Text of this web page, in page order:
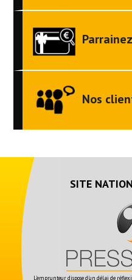
Nos
SITE
L'emprunteur dispose d'un délai de